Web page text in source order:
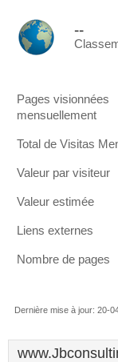
--
Pages visionnées
mensuellement
Total de Visitas
Valeur par visiteur
Valeur estimée
Liens externes
Nombre de pages
Dernière mise à jour: 20-